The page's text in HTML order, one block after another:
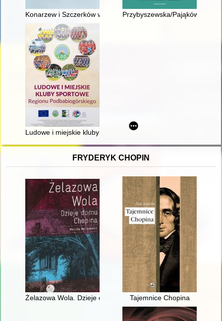
Konarzew i Szczerków w Tekach DworzaczkaPrzybyszewska/Pająkówna :
Ludowe i miejskie kluby sportowe regionu podbabiogórskiego
FRYDERYK CHOPIN
Żelazowa Wola. Dzieje domu ChopinaTajemnice Chopina